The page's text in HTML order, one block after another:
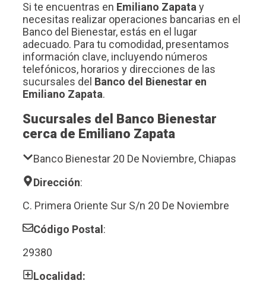
Si te encuentras en Emiliano Zapatay
necesitas realizar operaciones bancarias en el
Banco del Bienestar, estás en el lugar
adecuado. Para tu comodidad, presentamos
información clave, incluyendo números
telefónicos, horarios y direcciones de las
sucursales del Banco del Bienestar en
Emiliano Zapata.
Sucursales del Banco Bienestar
cerca de Emiliano Zapata
Banco Bienestar 20 De Noviembre, Chiapas
Dirección:
C. Primera Oriente Sur S/n 20 De Noviembre
Código Postal:
29380
Localidad: